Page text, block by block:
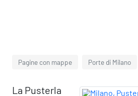
Pagine con mappe Porte di Milano
La Pusterla